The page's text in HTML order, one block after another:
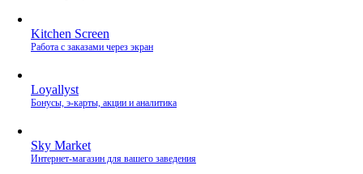
Kitchen Screen
Работа с заказами через экран
Loyallyst
Бонусы, э‑карты, акции и аналитика
Sky Market
Интернет‑магазин для вашего заведения